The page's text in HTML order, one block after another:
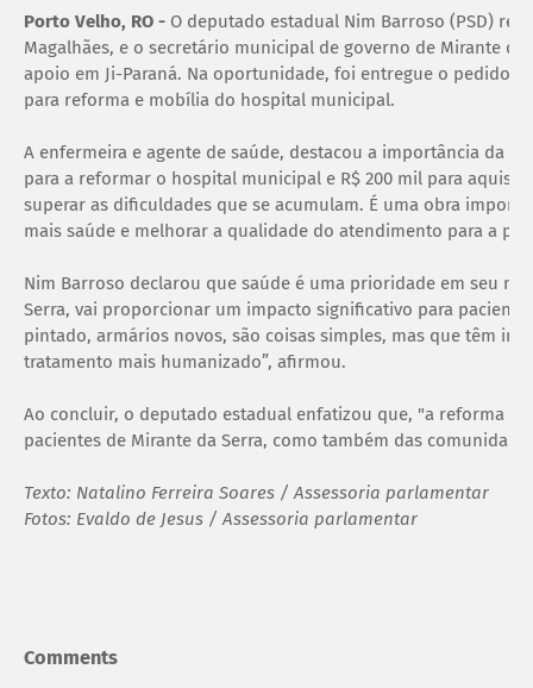
Porto Velho, RO - O deputado estadual Nim Barroso (PSD)
Magalhães, e o secretário municipal de governo de Mirante
apoio em Ji-Paraná. Na oportunidade, foi entregue o pedido
para reforma e mobília do hospital municipal.
A enfermeira e agente de saúde, destacou a importância da
para a reformar o hospital municipal e R$ 200 mil para
superar as dificuldades que se acumulam. É uma obra
mais saúde e melhorar a qualidade do atendimento para a
Nim Barroso declarou que saúde é uma prioridade em seu
Serra, vai proporcionar um impacto significativo para
pintado, armários novos, são coisas simples, mas que têm
tratamento mais humanizado”, afirmou.
Ao concluir, o deputado estadual enfatizou que, "a reforma
pacientes de Mirante da Serra, como também das
Texto: Natalino Ferreira Soares / Assessoria parlamentar
Fotos: Evaldo de Jesus / Assessoria parlamentar
Comments